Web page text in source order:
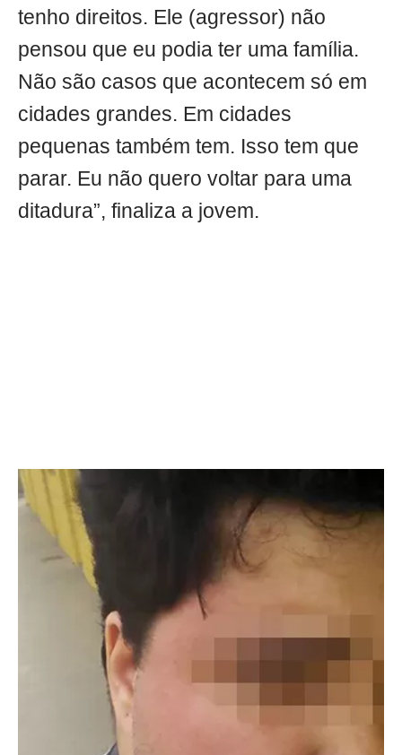
tenho direitos. Ele (agressor) não
pensou que eu podia ter uma família.
Não são casos que acontecem só em
cidades grandes. Em cidades
pequenas também tem. Isso tem que
parar. Eu não quero voltar para uma
ditadura”, finaliza a jovem.